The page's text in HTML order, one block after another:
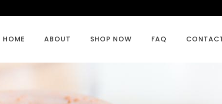
HOME ABOUT SHOP NOW FAQ